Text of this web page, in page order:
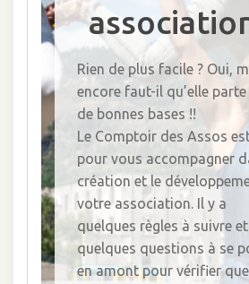
Rien de plus facile ? Oui,
encore faut-il qu’elle
de bonnes bases !!
Le Comptoir des Assos
pour vous accompagner
création et le
votre association. Il y a
quelques règles à suivre et
quelques questions à se
en amont pour vérifier